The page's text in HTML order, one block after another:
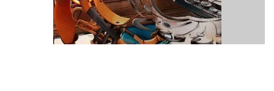
Découvrir.